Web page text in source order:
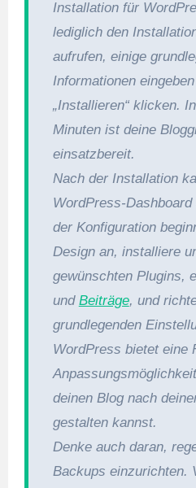
Installation für
lediglich den
aufrufen, einige
Informationen
„Installieren“ klicken.
Minuten ist deine
einsatzbereit.
Nach der Installation
WordPress-
der Konfiguration
Design an, installiere
gewünschten Plugins,
und Beiträge, und
grundlegenden
WordPress bietet eine
deinen Blog nach
gestalten kannst.
Denke auch daran,
Backups einzurichten.